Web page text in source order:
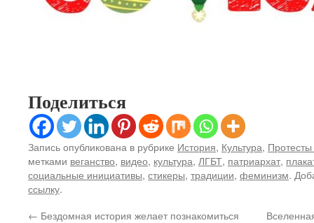
Поделиться
Запись опубликована в рубрике История, Культура,
метками веганство, видео, культура, ЛГБТ, патриархат,
социальные инициативы, стикеры, традиции, феминизм.
ссылку.
← Бездомная история желает познакомиться